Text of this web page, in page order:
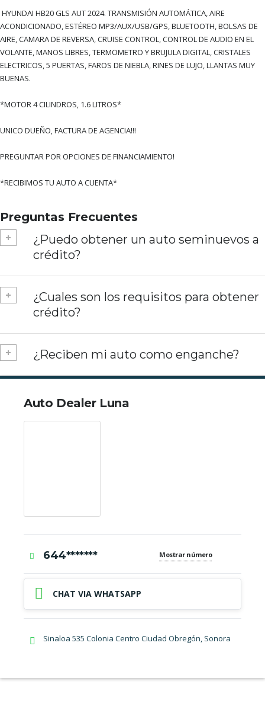
HYUNDAI HB20 GLS AUT 2024. TRANSMISIÓN AUTOMÁTICA, AIRE
ACONDICIONADO, ESTÉREO MP3/AUX/USB/GPS, BLUETOOTH, BOLSAS DE
AIRE, CAMARA DE REVERSA, CRUISE CONTROL, CONTROL DE AUDIO EN EL
VOLANTE, MANOS LIBRES, TERMOMETRO Y BRUJULA DIGITAL, CRISTALES
ELECTRICOS, 5 PUERTAS, FAROS DE NIEBLA, RINES DE LUJO, LLANTAS MUY
BUENAS.
*MOTOR 4 CILINDROS, 1.6 LITROS*
UNICO DUEÑO, FACTURA DE AGENCIA!!!
PREGUNTAR POR OPCIONES DE FINANCIAMIENTO!
*RECIBIMOS TU AUTO A CUENTA*
Preguntas Frecuentes
¿Puedo obtener un auto seminuevos a
crédito?
¿Cuales son los requisitos para obtener
crédito?
¿Reciben mi auto como enganche?
Auto Dealer Luna
644******* Mostrar número
CHAT VIA WHATSAPP
Sinaloa 535 Colonia Centro Ciudad Obregón, Sonora